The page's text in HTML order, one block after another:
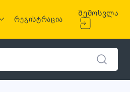
რეგისტრაცია
Შემოსვლა